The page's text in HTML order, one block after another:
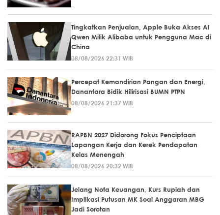
Tingkatkan Penjualan, Apple Buka Akses AI
Qwen Milik Alibaba untuk Pengguna Mac di
China
08/08/2026 22:31 WIB
Percepat Kemandirian Pangan dan Energi,
Danantara Bidik Hilirisasi BUMN PTPN
08/08/2026 21:37 WIB
RAPBN 2027 Didorong Fokus Penciptaan
Lapangan Kerja dan Kerek Pendapatan
Kelas Menengah
08/08/2026 20:32 WIB
Jelang Nota Keuangan, Kurs Rupiah dan
Implikasi Putusan MK Soal Anggaran MBG
Jadi Sorotan